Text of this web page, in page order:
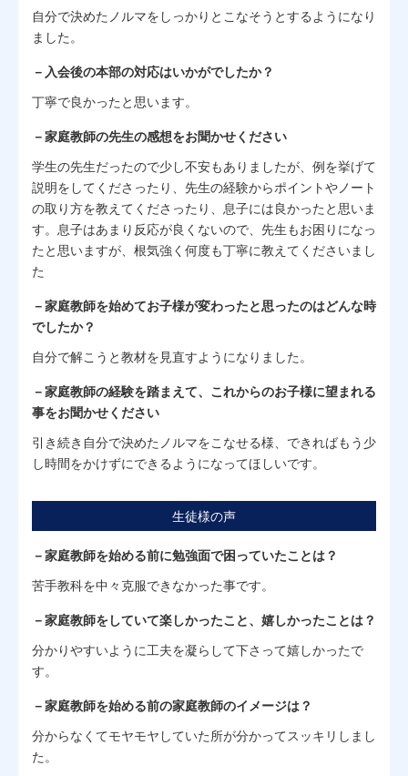
自分で決めたノルマをしっかりとこなそうとするようになり
ました。
－入会後の本部の対応はいかがでしたか？
丁寧で良かったと思います。
－家庭教師の先生の感想をお聞かせください
学生の先生だったので少し不安もありましたが、例を挙げて
説明をしてくださったり、先生の経験からポイントやノート
の取り方を教えてくださったり、息子には良かったと思いま
す。息子はあまり反応が良くないので、先生もお困りになっ
たと思いますが、根気強く何度も丁寧に教えてくださいまし
た
－家庭教師を始めてお子様が変わったと思ったのはどんな時
でしたか？
自分で解こうと教材を見直すようになりました。
－家庭教師の経験を踏まえて、これからのお子様に望まれる
事をお聞かせください
引き続き自分で決めたノルマをこなせる様、できればもう少
し時間をかけずにできるようになってほしいです。
生徒様の声
－家庭教師を始める前に勉強面で困っていたことは？
苦手教科を中々克服できなかった事です。
－家庭教師をしていて楽しかったこと、嬉しかったことは？
分かりやすいように工夫を凝らして下さって嬉しかったで
す。
－家庭教師を始める前の家庭教師のイメージは？
分からなくてモヤモヤしていた所が分かってスッキリしまし
た。